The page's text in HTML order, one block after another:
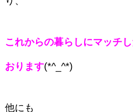
これからの暮らしにマッチ
おります(*^_^*)
他にも